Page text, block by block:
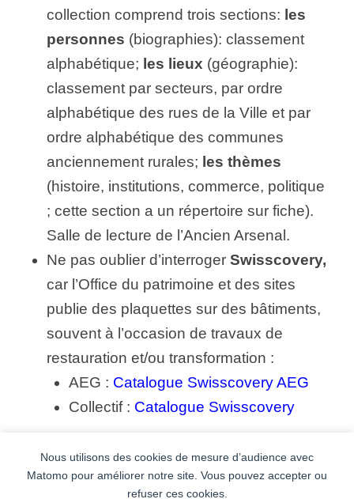
collection comprend trois sections: les
personnes (biographies): classement
alphabétique; les lieux (géographie):
classement par secteurs, par ordre
alphabétique des rues de la Ville et par
ordre alphabétique des communes
anciennement rurales; les thèmes
(histoire, institutions, commerce, politique
; cette section a un répertoire sur fiche).
Salle de lecture de l’Ancien Arsenal.
Ne pas oublier d’interroger Swisscovery,
car l’Office du patrimoine et des sites
publie des plaquettes sur des bâtiments,
souvent à l’occasion de travaux de
restauration et/ou transformation :
AEG : Catalogue Swisscovery AEG
Collectif : Catalogue Swisscovery
Nous utilisons des cookies de mesure d’audience avec
Matomo pour améliorer notre site. Vous pouvez accepter ou
refuser ces cookies.